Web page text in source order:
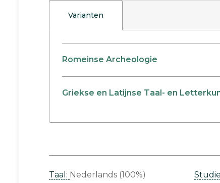
Varianten
Romeinse Archeologie
Griekse en Latijnse Taal- en
Taal: Nederlands (100%)